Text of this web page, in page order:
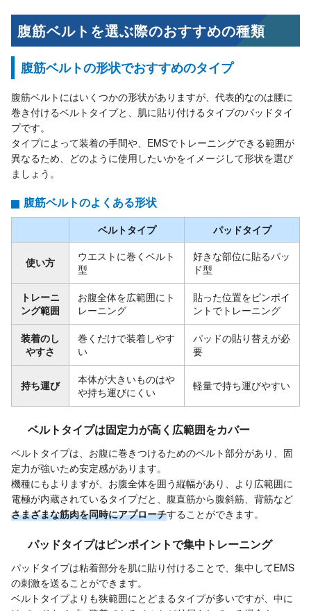
腹筋ベルトを選ぶ際のおすすめの種類
腹筋ベルトの形状でおすすめのタイプ
腹筋ベルトにはいくつかの形状がありますが、代表的なのは腰に
巻き付けるベルトタイプと、肌に貼り付けるタイプのパッドタイ
プです。
タイプによって装着の手間や、EMSでトレーニングできる範囲が
異なるため、どのように使用したいかをイメージして形状を選び
ましょう。
腹筋ベルトのよくある形状
ベルトタイプ パッドタイプ
使い方
ウエストに巻くベルト
型
好きな部位に貼るパッ
ド型
トレーニ
ング範囲
お腹全体を広範囲にト
レーニング
貼った位置をピンポイ
ントでトレーニング
装着のし
やすさ
巻くだけで装着しやす
い
パッドの貼り替えが必
要
持ち運び
本体が大きいものはや
や持ち運びにくい
軽量で持ち運びやすい
ベルトタイプは固定力が高く広範囲をカバー
ベルトタイプは、お腹に巻きつけるためのベルト部分があり、固
定力が強いため安定感があります。
機種にもよりますが、お腹全体を囲う縦幅があり、より広範囲に
電極が内蔵されているタイプだと、腹直筋から腹斜筋、背筋など
さまざまな筋肉を同時にアプローチすることができます。
パッドタイプはピンポイントで集中トレーニング
パッドタイプは粘着部分を肌に貼り付けることで、集中してEMS
の刺激を送ることができます。
ベルトタイプよりも狭範囲にとどまるタイプが多いですが、中に